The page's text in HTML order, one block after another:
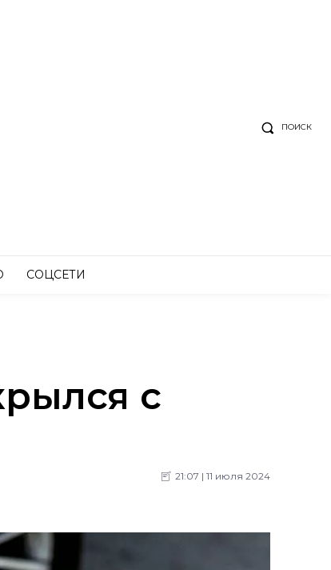
ПОИСК
СОЦСЕТИ
с
21:07 | 11 июля 2024